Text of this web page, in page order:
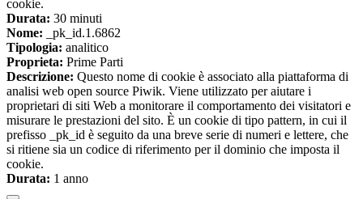
cookie.
Durata: 30 minuti
Nome: _pk_id.1.6862
Tipologia: analitico
Proprieta: Prime Parti
Descrizione: Questo nome di cookie è associato alla piattaforma di
analisi web open source Piwik. Viene utilizzato per aiutare i
proprietari di siti Web a monitorare il comportamento dei visitatori e
misurare le prestazioni del sito. È un cookie di tipo pattern, in cui il
prefisso _pk_id è seguito da una breve serie di numeri e lettere, che
si ritiene sia un codice di riferimento per il dominio che imposta il
cookie.
Durata: 1 anno